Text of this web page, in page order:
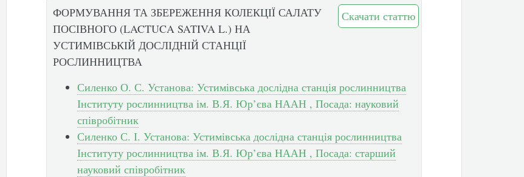
Скачати статтю
ФОРМУВАННЯ ТА ЗБЕРЕЖЕННЯ КОЛЕКЦІЇ САЛАТУ
ПОСІВНОГО (LACTUCA SATIVA L.) НА
УСТИМІВСЬКІЙ ДОСЛІДНІЙ СТАНЦІЇ
РОСЛИННИЦТВА
Силенко О. С. Установа: Устимівська дослідна станція рослинництва
Інституту рослинництва ім. В.Я. Юр’єва НААН , Посада: науковий
співробітник
Силенко С. І. Установа: Устимівська дослідна станція рослинництва
Інституту рослинництва ім. В.Я. Юр’єва НААН , Посада: старший
науковий співробітник